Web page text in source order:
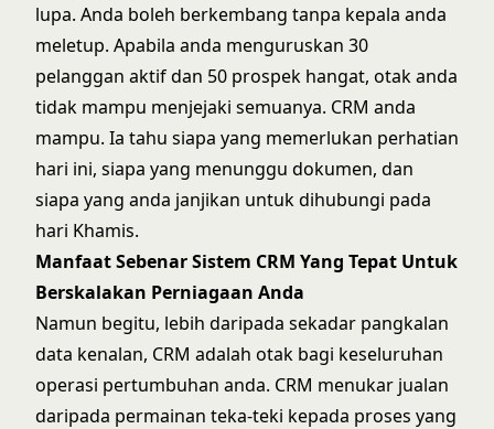
lupa. Anda boleh berkembang tanpa kepala anda
meletup. Apabila anda menguruskan 30
pelanggan aktif dan 50 prospek hangat, otak anda
tidak mampu menjejaki semuanya. CRM anda
mampu. Ia tahu siapa yang memerlukan perhatian
hari ini, siapa yang menunggu dokumen, dan
siapa yang anda janjikan untuk dihubungi pada
hari Khamis.
Manfaat Sebenar Sistem CRM Yang Tepat Untuk
Berskalakan Perniagaan Anda
Namun begitu, lebih daripada sekadar pangkalan
data kenalan, CRM adalah otak bagi keseluruhan
operasi pertumbuhan anda. CRM menukar jualan
daripada permainan teka-teki kepada proses yang